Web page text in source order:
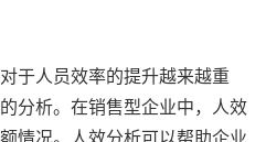
于人员效率的提升越来越重
分析。在销售型企业中，人效